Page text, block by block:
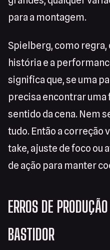
para a montagem.
Spielberg, como
história e a
significa que, se uma
precisa encontrar
sentido da cena. Nem
tudo. Então a correção
take, ajuste de foco ou
de ação para manter
ERROS DE
BASTIDOR